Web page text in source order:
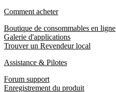
Comment acheter
Boutique de consommables en ligne
Galerie d'applications
Trouver un Revendeur local
Assistance & Pilotes
Forum support
Enregistrement du produit